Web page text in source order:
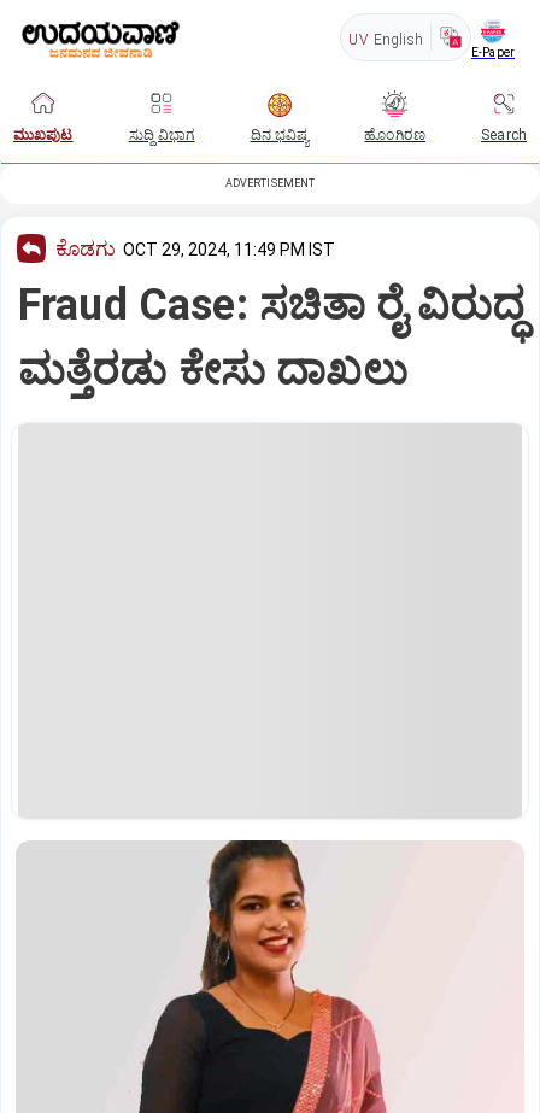
UV English
E-Paper
ಮುಖಪುಟ ಸುದ್ದಿ ವಿಭಾಗ ದಿನ ಭವಿಷ್ಯ ಹೊಂಗಿರಣ Search
ADVERTISEMENT
ಕೊಡಗು OCT 29, 2024, 11:49 PM IST
Fraud Case: ಸಚಿತಾ ರೈ ವಿರುದ್ಧ
ಮತ್ತೆರಡು ಕೇಸು ದಾಖಲು